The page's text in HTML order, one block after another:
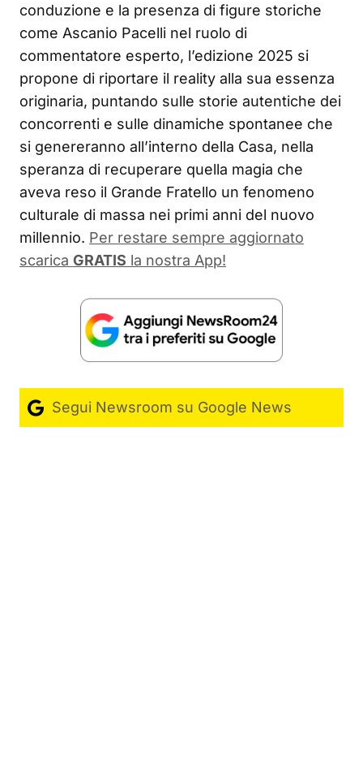
conduzione e la presenza di figure storiche
come Ascanio Pacelli nel ruolo di
commentatore esperto, l’edizione 2025 si
propone di riportare il reality alla sua essenza
originaria, puntando sulle storie autentiche dei
concorrenti e sulle dinamiche spontanee che
si genereranno all’interno della Casa, nella
speranza di recuperare quella magia che
aveva reso il Grande Fratello un fenomeno
culturale di massa nei primi anni del nuovo
millennio. Per restare sempre aggiornato
scarica GRATIS la nostra App!
Segui Newsroom su Google News